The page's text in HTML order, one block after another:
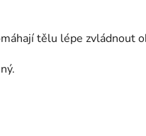
tělu lépe zvládnout